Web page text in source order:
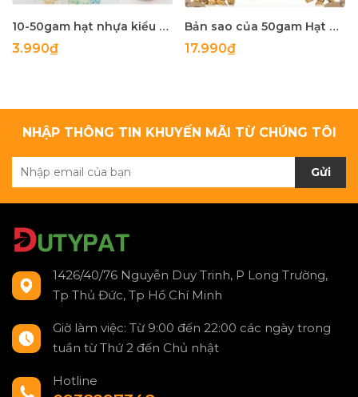
10-50gam hạt nhựa kiểu nứt 8mm, 10mm có lỗ xỏ làm vòng tay, vòng cổ , túi xách, làm handmade
3.990₫
Bản sao của 50gam Hạt nhựa giả gỗ đủ kiểu để làm vòng tay, vòng cổ các loại
17.990₫
NHẬP THÔNG TIN KHUYẾN MÃI TỪ CHÚNG TÔI
Gửi
1426/40/76 Nguyễn Duy Trinh, P Long Trường,
Tp Thủ Đức, Tp Hồ Chí Minh
Giờ làm việc: Từ 9:00 đến 22:00 các ngày trong
tuần từ Thứ 2 đến Chủ nhật
Hotline